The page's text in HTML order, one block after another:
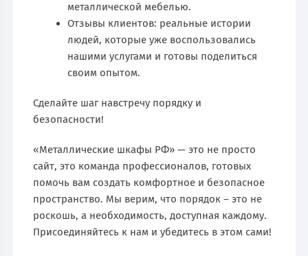
металлической мебелью.
Отзывы клиентов: реальные истории
людей, которые уже воспользовались
нашими услугами и готовы поделиться
своим опытом.
Сделайте шаг навстречу порядку и
безопасности!
«Металлические шкафы РФ» — это не просто
сайт, это команда профессионалов, готовых
помочь вам создать комфортное и безопасное
пространство. Мы верим, что порядок – это не
роскошь, а необходимость, доступная каждому.
Присоединяйтесь к нам и убедитесь в этом сами!